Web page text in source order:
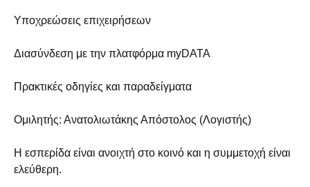
Υποχρεώσεις επιχειρήσεων
Διασύνδεση με την πλατφόρμα myDATA
Πρακτικές οδηγίες και παραδείγματα
Ομιλητής: Ανατολιωτάκης Απόστολος (Λογιστής)
Η εσπερίδα είναι ανοιχτή στο κοινό και η συμμετοχή είναι
ελεύθερη.